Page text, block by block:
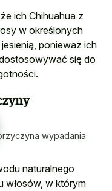
ich Chihuahua z
w określonych
ponieważ ich
się do
wypadania
naturalnego
włosów, w którym